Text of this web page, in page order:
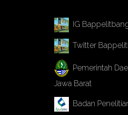
IG
Twitter
Pemerintah
Jawa Barat
Badan